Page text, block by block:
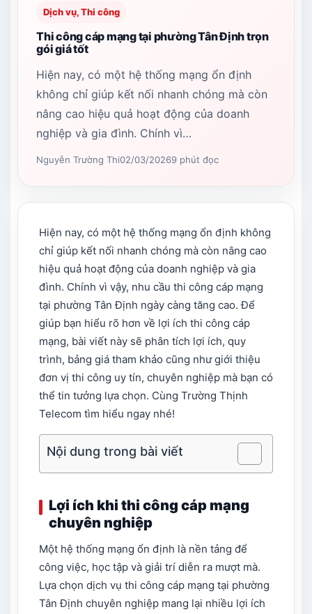
Dịch vụ, Thi công
Thi công cáp mạng tại phường Tân Định trọn
gói giá tốt
Hiện nay, có một hệ thống mạng ổn định
không chỉ giúp kết nối nhanh chóng mà còn
nâng cao hiệu quả hoạt động của doanh
nghiệp và gia đình. Chính vì…
Nguyễn Trường Thi02/03/20269 phút đọc
Hiện nay, có một hệ thống mạng ổn định không
chỉ giúp kết nối nhanh chóng mà còn nâng cao
hiệu quả hoạt động của doanh nghiệp và gia
đình. Chính vì vậy, nhu cầu thi công cáp mạng
tại phường Tân Định ngày càng tăng cao. Để
giúp bạn hiểu rõ hơn về lợi ích thi công cáp
mạng, bài viết này sẽ phân tích lợi ích, quy
trình, bảng giá tham khảo cũng như giới thiệu
đơn vị thi công uy tín, chuyên nghiệp mà bạn có
thể tin tưởng lựa chọn. Cùng Trường Thịnh
Telecom tìm hiểu ngay nhé!
Nội dung trong bài viết
Lợi ích khi thi công cáp mạng
chuyên nghiệp
Một hệ thống mạng ổn định là nền tảng để
công việc, học tập và giải trí diễn ra mượt mà.
Lựa chọn dịch vụ thi công cáp mạng tại phường
Tân Định chuyên nghiệp mang lại nhiều lợi ích